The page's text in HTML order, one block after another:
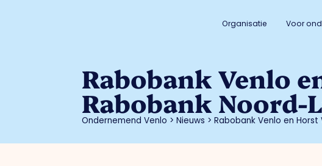
Organisatie Voor
Rabobank Venlo
Rabobank Noord-
Ondernemend Venlo >Nieuws >Rabobank Venlo en